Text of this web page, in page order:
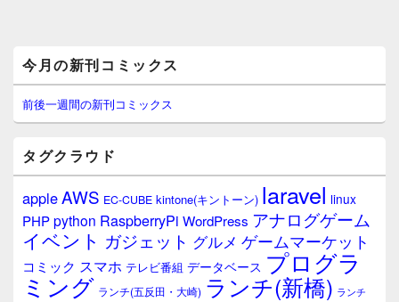
イ
ン
サ
イ
ウ
ィ
ジ
ェ
今月の新刊コミックス
前後一週間の新刊コミックス
タグクラウド
appleAWS EC-CUBE kintone(キントーン) laravel linux
PHPpython RaspberryPi WordPress アナログゲーム
イベント ガジェット グルメ ゲームマーケット
コミック スマホ テレビ番組 データベース プログラ
ミング ランチ(五反田・大崎) ランチ(新橋) ランチ